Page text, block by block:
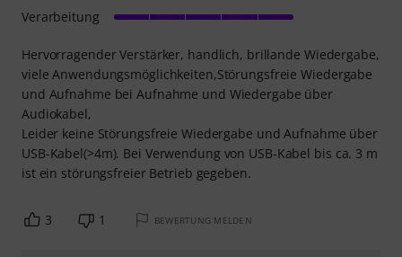
Hervorragender Verstärker, handlich, brillande Wiedergabe,
viele Anwendungsmöglichkeiten,Störungsfreie Wiedergabe
und Aufnahme bei Aufnahme und Wiedergabe über
Audiokabel,
Leider keine Störungsfreie Wiedergabe und Aufnahme über
USB-Kabel(>4m). Bei Verwendung von USB-Kabel bis ca. 3 m
ist ein störungsfreier Betrieb gegeben.
Verarbeitung
3 1 BEWERTUNG MELDEN